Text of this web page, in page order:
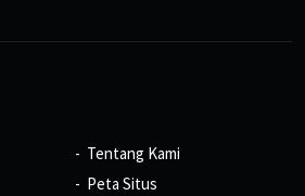
Tentang Kami
Peta Situs